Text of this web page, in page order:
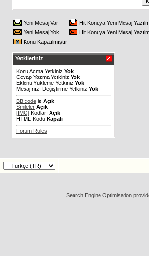
Yeni Mesaj Var
Hit Konuya Yeni Mesaj
Yeni Mesaj Yok
Hit Konuya Yeni Mesaj
Konu Kapatılmıştır
Yetkileriniz
Konu Acma Yetkiniz Yok
Cevap Yazma Yetkiniz Yok
Eklenti Yükleme Yetkiniz Yok
Mesajınızı Değiştirme Yetkiniz Yok
BB code is Açık
Smileler Açık
[IMG] Kodları Açık
HTML-Kodu Kapalı
Forum Rules
Search Engine Optimisation